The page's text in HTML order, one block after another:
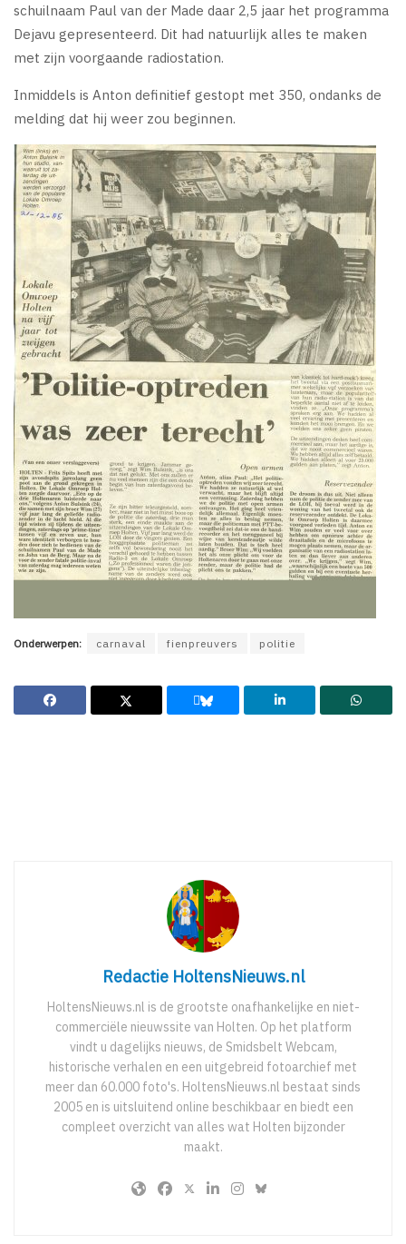
schuilnaam Paul van der Made daar 2,5 jaar het programma
Dejavu gepresenteerd. Dit had natuurlijk alles te maken
met zijn voorgaande radiostation.
Inmiddels is Anton definitief gestopt met 350, ondanks de
melding dat hij weer zou beginnen.
Onderwerpen: carnaval fienpreuvers politie
Redactie HoltensNieuws.nl
HoltensNieuws.nl is de grootste onafhankelijke en niet-
commerciële nieuwssite van Holten. Op het platform
vindt u dagelijks nieuws, de Smidsbelt Webcam,
historische verhalen en een uitgebreid fotoarchief met
meer dan 60.000 foto's. HoltensNieuws.nl bestaat sinds
2005 en is uitsluitend online beschikbaar en biedt een
compleet overzicht van alles wat Holten bijzonder
maakt.